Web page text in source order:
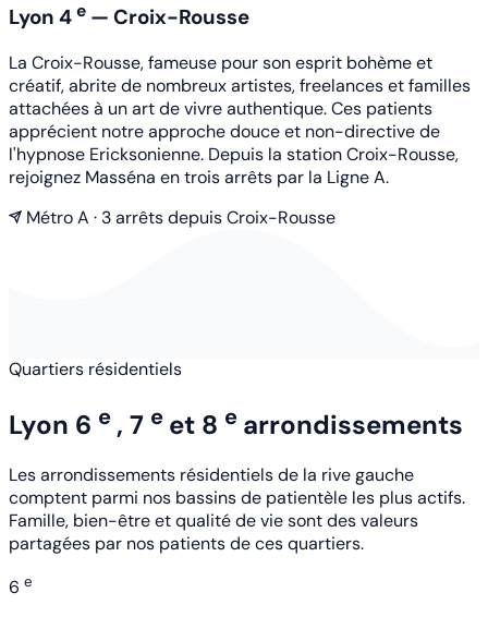
Lyon 4 e — Croix-Rousse
La Croix-Rousse, fameuse pour son esprit bohème et
créatif, abrite de nombreux artistes, freelances et familles
attachées à un art de vivre authentique. Ces patients
apprécient notre approche douce et non-directive de
l'hypnose Ericksonienne. Depuis la station Croix-Rousse,
rejoignez Masséna en trois arrêts par la Ligne A.
Métro A · 3 arrêts depuis Croix-Rousse
Quartiers résidentiels
Lyon 6 e , 7 e et 8 e arrondissements
Les arrondissements résidentiels de la rive gauche
comptent parmi nos bassins de patientèle les plus actifs.
Famille, bien-être et qualité de vie sont des valeurs
partagées par nos patients de ces quartiers.
6 e